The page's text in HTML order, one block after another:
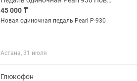
45 000 ₸
Новая одиночная педаль Pearl P-930
Астана, 31 июля
Глюкофон